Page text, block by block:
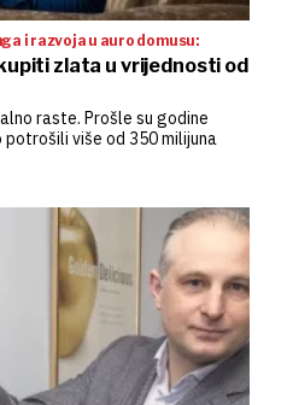
i razvoja u auro domusu:
zlata u vrijednosti od
raste. Prošle su godine
više od 350 milijuna